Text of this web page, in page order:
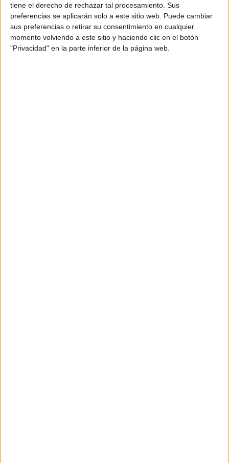
tiene el derecho de rechazar tal procesamiento. Sus
preferencias se aplicarán solo a este sitio web. Puede cambiar
sus preferencias o retirar su consentimiento en cualquier
momento volviendo a este sitio y haciendo clic en el botón
"Privacidad" en la parte inferior de la página web.
COMPARTÍ ESTA NOTA
EN ESTA NOTA